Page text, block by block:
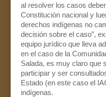
al resolver los casos
Constitución nacional y
derechos indígenas no
decisión sobre el caso”,
equipo jurídico que lleva
en el caso de la
Salada, es muy claro que
participar y ser
Estado (en este caso el
indígenas.